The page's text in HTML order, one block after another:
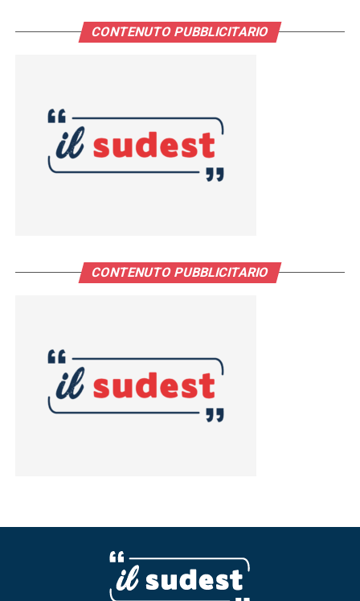
CONTENUTO PUBBLICITARIO
CONTENUTO PUBBLICITARIO